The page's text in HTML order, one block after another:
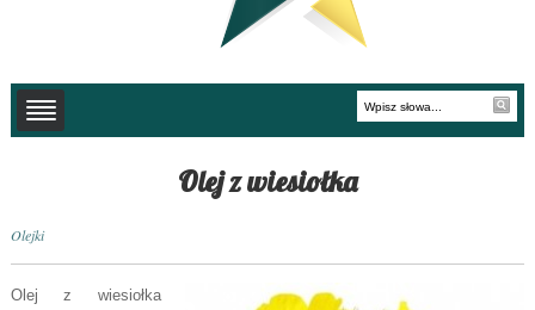
Olej z wiesiołka
Olejki
Olej z wiesiołka